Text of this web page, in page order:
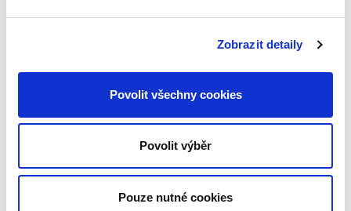
Zobrazit detaily
Povolit všechny cookies
Povolit výběr
Pouze nutné cookies
Publikace se zabývá nejdůležitější částí
odpovědností za škodu. Přestože se advokáti